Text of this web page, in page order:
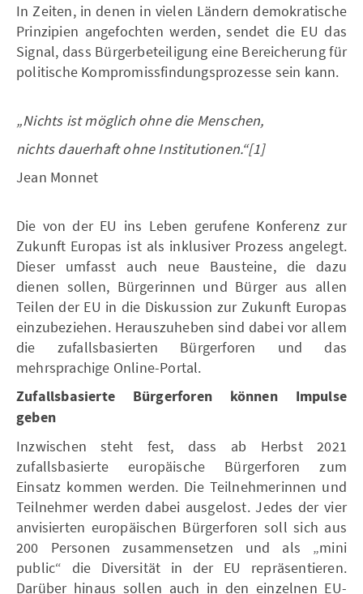
In Zeiten, in denen in vielen Ländern demokratische
Prinzipien angefochten werden, sendet die EU das
Signal, dass Bürgerbeteiligung eine Bereicherung für
politische Kompromissfindungsprozesse sein kann.
„Nichts ist möglich ohne die Menschen,
nichts dauerhaft ohne Institutionen.“[1]
Jean Monnet
Die von der EU ins Leben gerufene Konferenz zur
Zukunft Europas ist als inklusiver Prozess angelegt.
Dieser umfasst auch neue Bausteine, die dazu
dienen sollen, Bürgerinnen und Bürger aus allen
Teilen der EU in die Diskussion zur Zukunft Europas
einzubeziehen. Herauszuheben sind dabei vor allem
die zufallsbasierten Bürgerforen und das
mehrsprachige Online-Portal.
Zufallsbasierte Bürgerforen können Impulse
geben
Inzwischen steht fest, dass ab Herbst 2021
zufallsbasierte europäische Bürgerforen zum
Einsatz kommen werden. Die Teilnehmerinnen und
Teilnehmer werden dabei ausgelost. Jedes der vier
anvisierten europäischen Bürgerforen soll sich aus
200 Personen zusammensetzen und als „mini
public“ die Diversität in der EU repräsentieren.
Darüber hinaus sollen auch in den einzelnen EU-